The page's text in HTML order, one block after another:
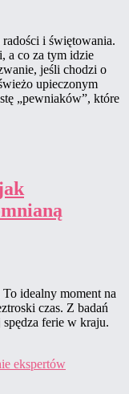
i świętowania.
a co za tym idzie
jeśli chodzi o
upieczonym
„pewniaków”, które
idealny moment na
czas. Z badań
ferie w kraju.